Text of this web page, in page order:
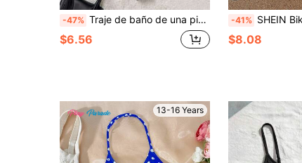
-47% Traje de baño de una pieza de color negro sólido, de estilo casual y moda para adolescentes, con escote en U y diseño calado, de diseño minimalista y elegante, adecuado para natación y uso en la playa para adolescentes
$6.56
-41% SHEIN Bikini de dos piezas con bloques
$8.08
13-16 Years